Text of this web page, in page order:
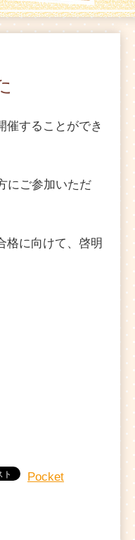
催することができ
にご参加いただ
格に向けて、啓明
Pocket